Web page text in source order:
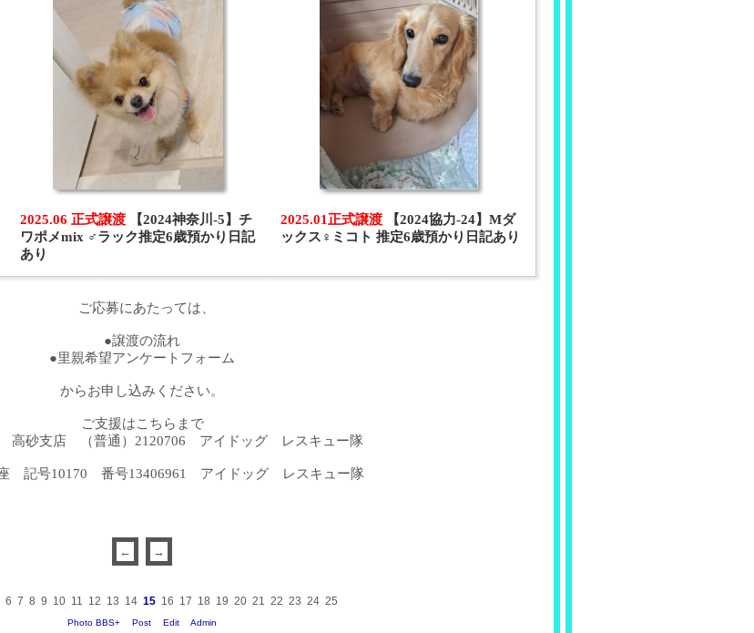
2025.06 正式譲渡
【2024神奈川-5】チ
ワポメmix ♂ラック推定6歳預かり日記
あり
2025.01正式譲渡
【2024協力-24】Mダ
ックス♀ミコト 推定6歳預かり日記あり
ご応募にあたっては、
●譲渡の流れ
●里親希望アンケートフォーム
からお申し込みください。
ご支援はこちらまで
高砂支店 （普通）2120706 アイドッグ レスキュー隊
記号10170 番号13406961 アイドッグ レスキュー隊
6 7 8 9 10 11 12 13 14 15 16 17 18 19 20 21 22 23 24 25
Photo BBS+ Post Edit Admin